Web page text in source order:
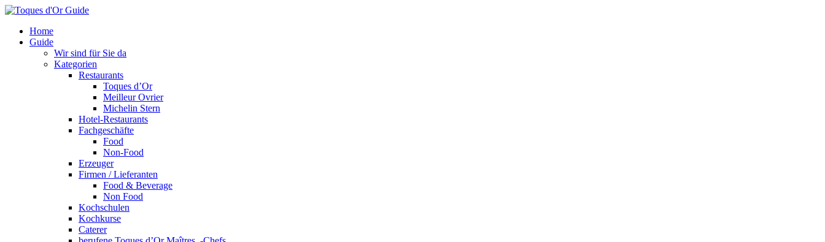
Home
Guide
Wir sind für Sie da
Kategorien
Restaurants
Toques d’Or
Meilleur Ovrier
Michelin Stern
Hotel-Restaurants
Fachgeschäfte
Food
Non-Food
Erzeuger
Firmen / Lieferanten
Food & Beverage
Non Food
Kochschulen
Kochkurse
Caterer